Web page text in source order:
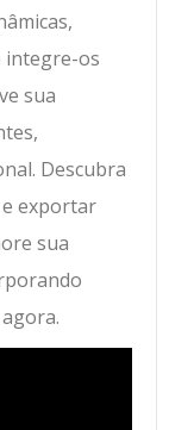
integre-os
sua
Descubra
exportar
sua